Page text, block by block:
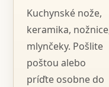
Kuchynské nože,
keramika,
mlynčeky. Pošlite
poštou alebo
príďte osobne do